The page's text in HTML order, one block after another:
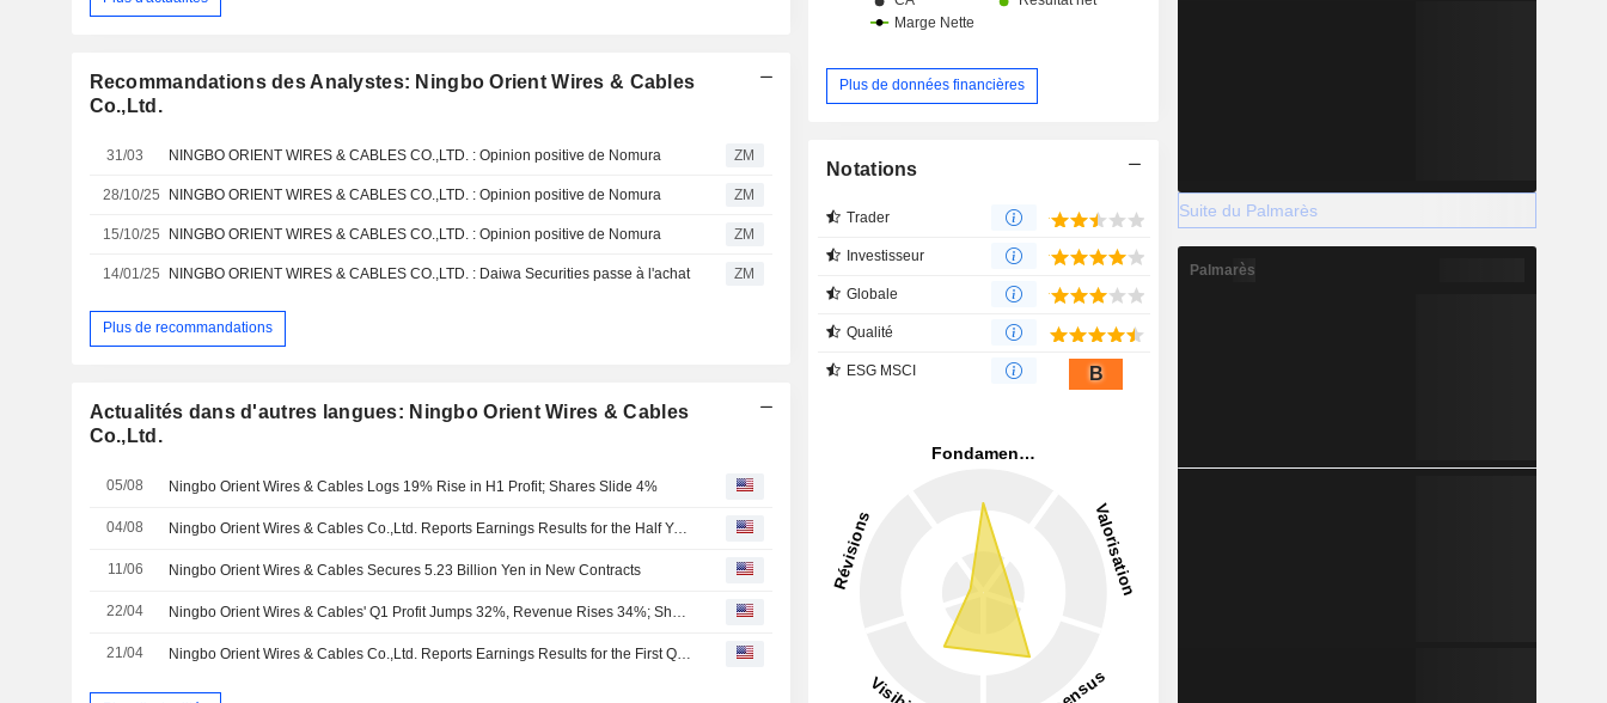
Recommandations des Analystes: Ningbo Orient Wires & Cables
Co.,Ltd.
31/03 NINGBO ORIENT WIRES & CABLES CO.,LTD. : Opinion positive de Nomura ZM
28/10/25 NINGBO ORIENT WIRES & CABLES CO.,LTD. : Opinion positive de Nomura ZM
15/10/25 NINGBO ORIENT WIRES & CABLES CO.,LTD. : Opinion positive de Nomura ZM
14/01/25 NINGBO ORIENT WIRES & CABLES CO.,LTD. : Daiwa Securities passe à l'achat ZM
Plus de recommandations
Actualités dans d'autres langues: Ningbo Orient Wires & Cables
Co.,Ltd.
05/08 Ningbo Orient Wires & Cables Logs 19% Rise in H1 Profit; Shares Slide 4%
04/08 Ningbo Orient Wires & Cables Co.,Ltd. Reports Earnings Results for the Half Year Ended June 30, 2026
11/06 Ningbo Orient Wires & Cables Secures 5.23 Billion Yen in New Contracts
22/04
21/04
Plus de données financières
Notations
Trader
Investisseur
Globale
Qualité
ESG MSCI B
Suite du Palmarès
Palmarès